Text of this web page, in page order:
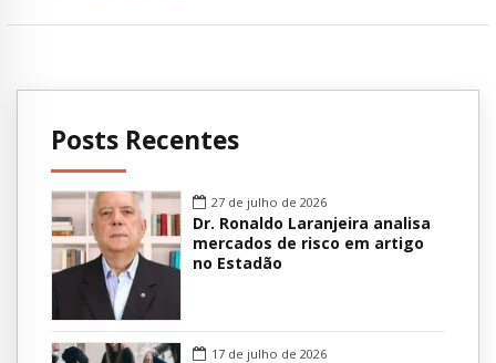
Posts Recentes
27 de julho de 2026
Dr. Ronaldo Laranjeira analisa
mercados de risco em artigo
no Estadão
17 de julho de 2026